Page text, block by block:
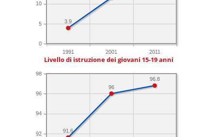
1991 2001 2011
0
5
10
3.9
Livello di istruzione dei giovani 15-19 anni
92
94
96
98
96.8
96
91.6